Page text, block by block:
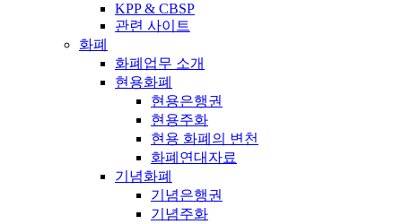
KPP & CBSP
관련 사이트
화폐
화폐업무 소개
현용화폐
현용은행권
현용주화
현용 화폐의 변천
화폐연대자료
기념화폐
기념은행권
기념주화